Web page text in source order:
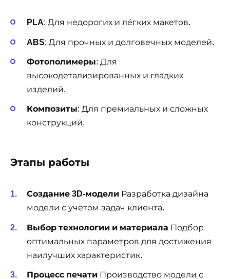
PLA: Для недорогих и лёгких макетов.
ABS: Для прочных и долговечных моделей.
Фотополимеры: Для
высокодетализированных и гладких
изделий.
Композиты: Для премиальных и сложных
конструкций.
Этапы работы
Создание 3D-модели Разработка дизайна
модели с учётом задач клиента.
Выбор технологии и материала Подбор
оптимальных параметров для достижения
наилучших характеристик.
Процесс печати Производство модели с